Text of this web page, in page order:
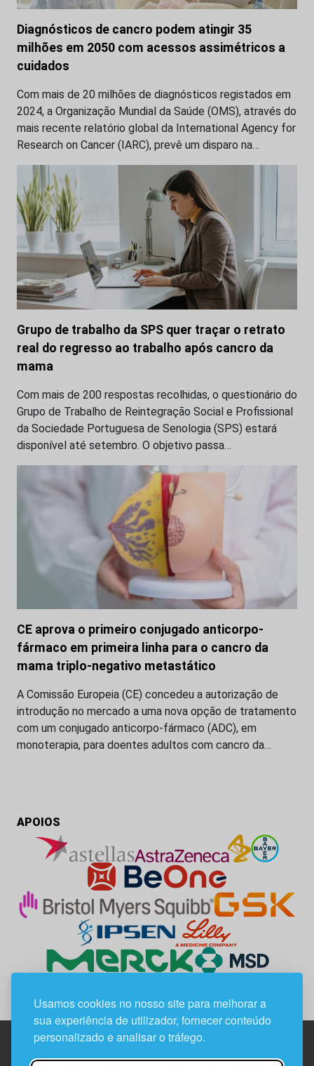
Usamos cookies no nosso site para melhorar a
sua experiência de utilizador, fornecer conteúdo
personalizado e analisar o tráfego.
Diagnósticos de cancro podem atingir 35
milhões em 2050 com acessos assimétricos a
cuidados
Com mais de 20 milhões de diagnósticos registados em
2024, a Organização Mundial da Saúde (OMS), através do
mais recente relatório global da International Agency for
Research on Cancer (IARC), prevê um disparo na…
Grupo de trabalho da SPS quer traçar o retrato
real do regresso ao trabalho após cancro da
mama
Com mais de 200 respostas recolhidas, o questionário do
Grupo de Trabalho de Reintegração Social e Profissional
da Sociedade Portuguesa de Senologia (SPS) estará
disponível até setembro. O objetivo passa…
CE aprova o primeiro conjugado anticorpo-
fármaco em primeira linha para o cancro da
mama triplo-negativo metastático
A Comissão Europeia (CE) concedeu a autorização de
introdução no mercado a uma nova opção de tratamento
com um conjugado anticorpo-fármaco (ADC), em
monoterapia, para doentes adultos com cancro da…
APOIOS